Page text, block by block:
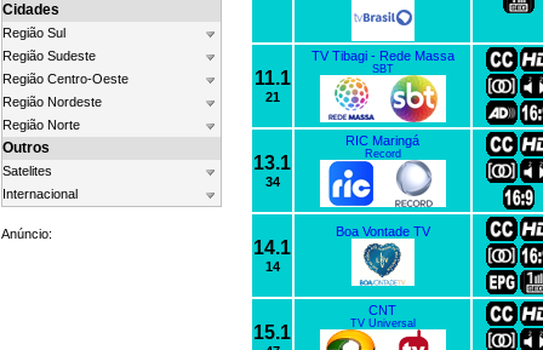
Cidades
Região Sul
Região Sudeste
Região Centro-Oeste
Região Nordeste
Região Norte
Outros
Satelites
Internacional
Anúncio:
11.1
21
TV Tibagi - Rede Massa
SBT
13.1
34
RIC Maringá
Record
14.1
14
Boa Vontade TV
15.1
CNT
TV Universal